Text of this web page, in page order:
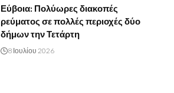
Εύβοια: Πολύωρες διακοπές
ρεύματος σε πολλές περιοχές δύο
δήμων την Τετάρτη
8 Ιουλίου 2026